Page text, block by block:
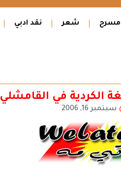
مسرح شعر نقد ادبي
الكردية في القامشلي
سبتمبر 16, 2006